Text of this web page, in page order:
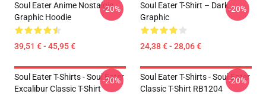
Soul Eater Anime Nostalgia
Graphic Hoodie
39,51 € - 45,95 €
-20%
Soul Eater T-Shirt – Dark
Graphic
24,38 € - 28,06 €
-20%
Soul Eater T-Shirts - Soul Eater
Excalibur Classic T-Shirt
-20%
Soul Eater T-Shirts - Soul Eater
Classic T-Shirt RB1204
-20%